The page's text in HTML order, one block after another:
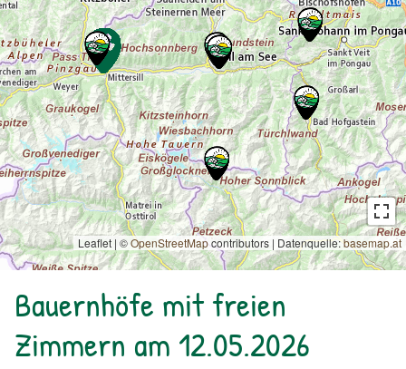
Leaflet | ©OpenStreetMapcontributors | Datenquelle:basemap.at
Bauernhöfe mit freien
Zimmern am 12.05.2026